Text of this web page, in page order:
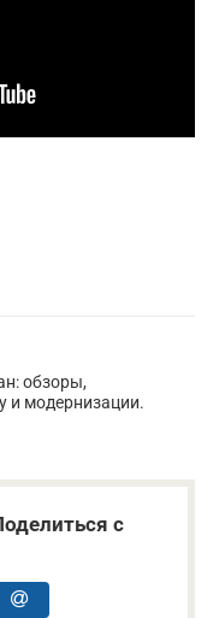
обзоры,
и модернизации.
с